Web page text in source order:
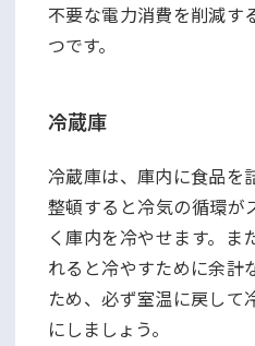
不要な電力消費を削減す
つです。
冷蔵庫
冷蔵庫は、庫内に食品を
整頓すると冷気の循環が
く庫内を冷やせます。ま
れると冷やすために余計
ため、必ず室温に戻して
にしましょう。